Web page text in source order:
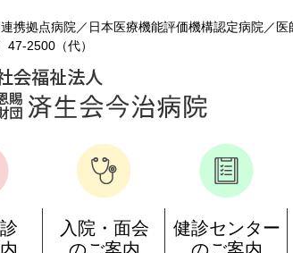
携拠点病院 日本医療機能評価機構認定病院 医
47-2500（代）
入院・面会
健診センター